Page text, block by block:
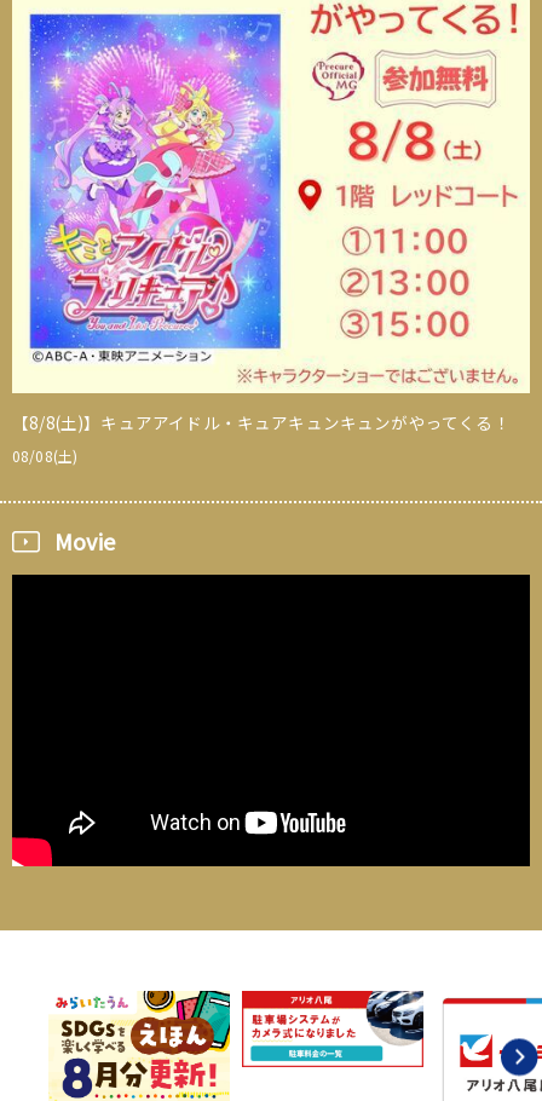
【8/8(土)】キュアアイドル・キュアキュンキュンがやってくる！
08/08(土)
Movie